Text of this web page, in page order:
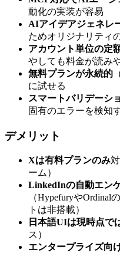
動化の実装が容易
AIアイデアジェネレ
ためオリジナリティ
アカウント単位の定
やしても料金が読み
無料プランが永続的
に試せる
スマートバリデーシ
固有のエラーを検知
デメリット
Xは有料プランのみ
ーム）
LinkedInの自動エン
（HypefuryやOrdinal
トは非搭載）
日本語UIは現時点で
ス）
エンタープライズ向